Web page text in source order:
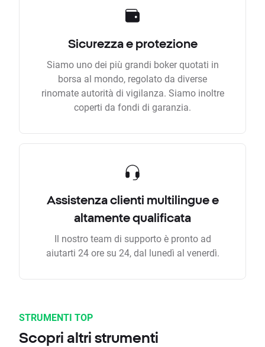
Sicurezza e protezione
Siamo uno dei più grandi boker quotati in
borsa al mondo, regolato da diverse
rinomate autorità di vigilanza. Siamo inoltre
coperti da fondi di garanzia.
Assistenza clienti multilingue e
altamente qualificata
Il nostro team di supporto è pronto ad
aiutarti 24 ore su 24, dal lunedì al venerdì.
STRUMENTI TOP
Scopri altri strumenti